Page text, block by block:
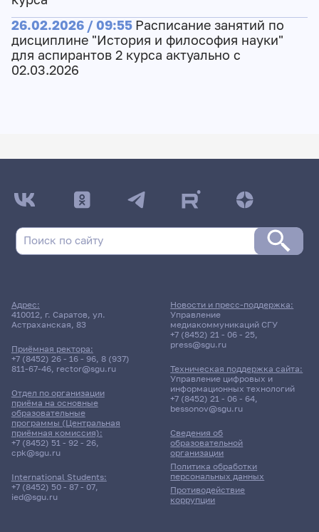
26.02.2026 / 09:55 Расписание занятий по
дисциплине "История и философия науки"
для аспирантов 2 курса актуально с
02.03.2026
Адрес:
410012, г. Саратов, ул.
Астраханская, 83
Приёмная ректора:
+7 (8452) 26 - 16 - 96, 8 (937)
811-67-46, rector@sgu.ru
Отдел по организации
приёма на основные
образовательные
программы (Центральная
приёмная комиссия):
+7 (8452) 51 - 92 - 26,
cpk@sgu.ru
International Students:
+7 (8452) 50 - 87 - 07,
ied@sgu.ru
Сведения об
образовательной
организации
Политика обработки
персональных данных
Противодействие
коррупции
Новости и пресс-поддержка:
Управление
медиакоммуникаций СГУ
+7 (8452) 21 - 06 - 25,
press@sgu.ru
Техническая поддержка сайта:
Управление цифровых и
информационных технологий
+7 (8452) 21 - 06 - 64,
bessonov@sgu.ru